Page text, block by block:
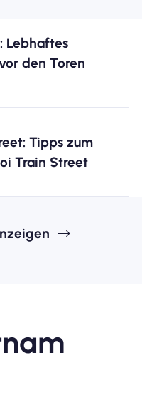
Lebhaftes
den Toren
Tipps zum
Train Street